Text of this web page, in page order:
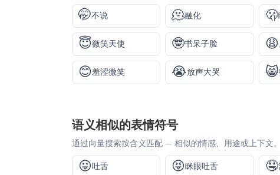
🤭不说 🫠融化 🫢
😇微笑天使 🤓书呆子脸 😩
😊羞涩微笑 😭放声大哭 😸
语义相似的表情符号
通过向量搜索按含义匹配 — 相似的情感、用途或上下文。
😛吐舌 😝眯眼吐舌 🤤